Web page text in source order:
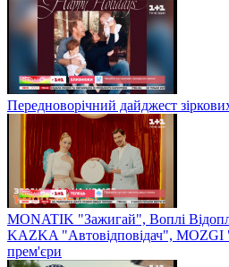
Передноворічний дайджест
MONATIK "Зажигай", Воплі
KAZKA "Автовідповідач", MOZGI
прем'єри